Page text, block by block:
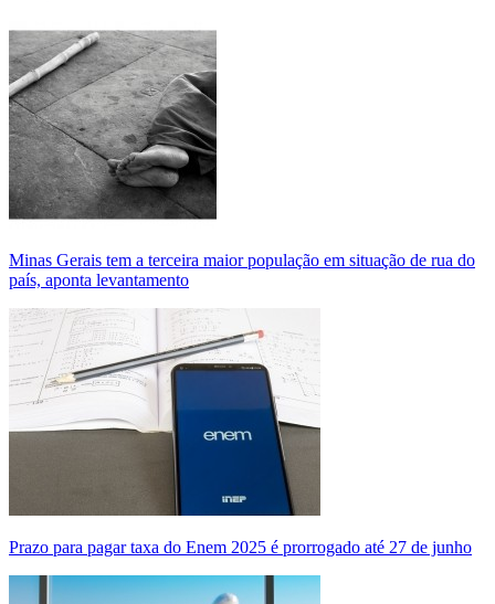
Minas Gerais tem a terceira maior população em situação de rua do
país, aponta levantamento
Prazo para pagar taxa do Enem 2025 é prorrogado até 27 de junho